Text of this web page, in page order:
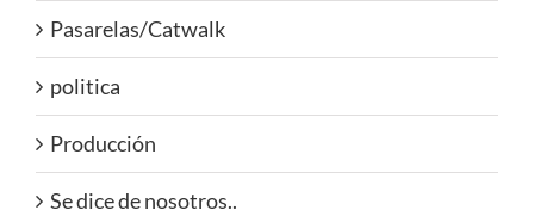
Pasarelas/Catwalk
politica
Producción
Se dice de nosotros..